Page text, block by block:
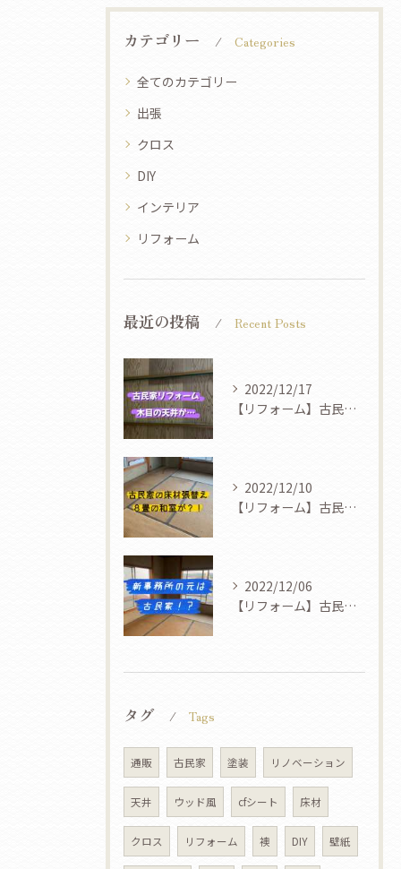
カテゴリー Categories
全てのカテゴリー
出張
クロス
DIY
インテリア
リフォーム
最近の投稿 Recent Posts
2022/12/17
【リフォーム】古民家を新事務所に！③
2022/12/10
【リフォーム】古民家を新事務所に！②
2022/12/06
【リフォーム】古民家を新事務所に！！
タグ Tags
通販 古民家 塗装 リノベーション
天井 ウッド風 cfシート 床材
クロス リフォーム 襖 DIY 壁紙